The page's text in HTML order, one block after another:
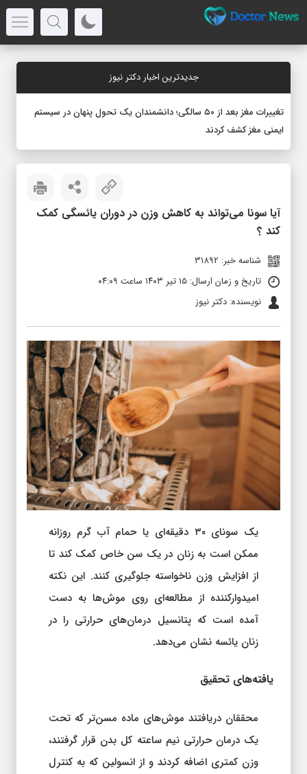
جدیدترین اخبار دکتر نیوز
تغییرات مغز بعد از ۵۰ سالگی؛ دانشمندان یک تحول پنهان در سیستم
ایمنی مغز کشف کردند
آیا سونا می‌تواند به کاهش وزن در دوران یائسگی کمک
کند ؟
شناسه خبر: 31892
تاریخ و زمان ارسال: ۱۵ تیر ۱۴۰۳ ساعت ۰۴:۰۹
نویسنده: دکتر نیوز
یک سونای ۳۰ دقیقه‌ای یا حمام آب گرم روزانه
ممکن است به زنان در یک سن خاص کمک کند تا
از افزایش وزن ناخواسته جلوگیری کنند. این نکته
امیدوارکننده از مطالعه‌ای روی موش‌ها به دست
آمده است که پتانسیل درمان‌های حرارتی را در
زنان یائسه نشان می‌دهد.
یافته‌های تحقیق
محققان دریافتند موش‌های ماده مسن‌تر که تحت
یک درمان حرارتی نیم ساعته کل بدن قرار گرفتند،
وزن کمتری اضافه کردند و از انسولین که به کنترل